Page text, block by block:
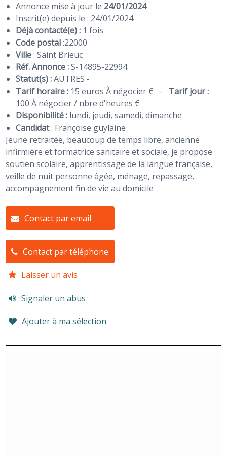
Annonce mise à jour le 24/01/2024
Inscrit(e) depuis le : 24/01/2024
Déjà contacté(e) : 1 fois
Code postal:22000
Ville: Saint Brieuc
Réf. Annonce :S-14895-22994
Statut(s) :AUTRES -
Tarif horaire : 15 euros À négocier € -
Tarif jour :
100 À négocier / nbre d'heures €
Disponibilité : lundi, jeudi, samedi, dimanche
Candidat: Françoise guylaine
Jeune retraitée, beaucoup de temps libre, ancienne
infirmière et formatrice sanitaire et sociale, je propose
soutien scolaire, apprentissage de la langue française,
veille de nuit personne âgée, ménage, repassage,
accompagnement fin de vie au domicile
Contact par email
Contact par téléphone
Laisser un avis
Signaler un abus
Ajouter à ma sélection